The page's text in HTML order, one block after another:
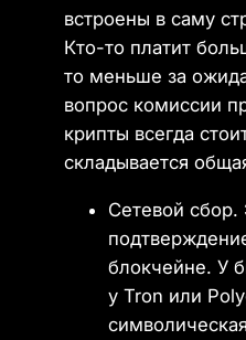
встроены в саму
Кто-то платит
то меньше за
вопрос комиссии
крипты всегда
складывается
Сетевой сбор.
блокчейне. У
у Tron или